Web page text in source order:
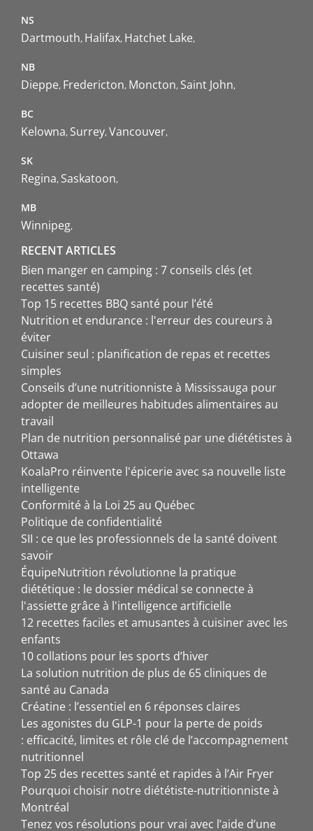
NS
Dartmouth Halifax Hatchet Lake
NB
Dieppe Fredericton Moncton Saint John
BC
Kelowna Surrey Vancouver
SK
Regina Saskatoon
MB
Winnipeg
RECENT ARTICLES
Bien manger en camping : 7 conseils clés (et
recettes santé)
Top 15 recettes BBQ santé pour l’été
Nutrition et endurance : l'erreur des coureurs à
éviter
Cuisiner seul : planification de repas et recettes
simples
Conseils d’une nutritionniste à Mississauga pour
adopter de meilleures habitudes alimentaires au
travail
Plan de nutrition personnalisé par une diététistes à
Ottawa
KoalaPro réinvente l'épicerie avec sa nouvelle liste
intelligente
Conformité à la Loi 25 au Québec
Politique de confidentialité
SII : ce que les professionnels de la santé doivent
savoir
ÉquipeNutrition révolutionne la pratique
diététique : le dossier médical se connecte à
l'assiette grâce à l'intelligence artificielle
12 recettes faciles et amusantes à cuisiner avec les
enfants
10 collations pour les sports d’hiver
La solution nutrition de plus de 65 cliniques de
santé au Canada
Créatine : l’essentiel en 6 réponses claires
Les agonistes du GLP-1 pour la perte de poids
: efficacité, limites et rôle clé de l’accompagnement
nutritionnel
Top 25 des recettes santé et rapides à l’Air Fryer
Pourquoi choisir notre diététiste-nutritionniste à
Montréal
Tenez vos résolutions pour vrai avec l’aide d’une